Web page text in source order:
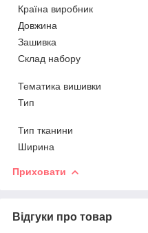
Країна виробник
Довжина
Зашивка
Склад набору
Тематика вишивки
Тип
Тип тканини
Ширина
Приховати
Відгуки про товар